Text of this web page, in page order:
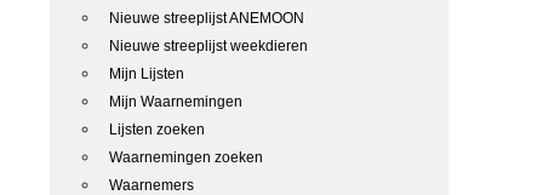
Nieuwe streeplijst ANEMOON
Nieuwe streeplijst weekdieren
Mijn Lijsten
Mijn Waarnemingen
Lijsten zoeken
Waarnemingen zoeken
Waarnemers